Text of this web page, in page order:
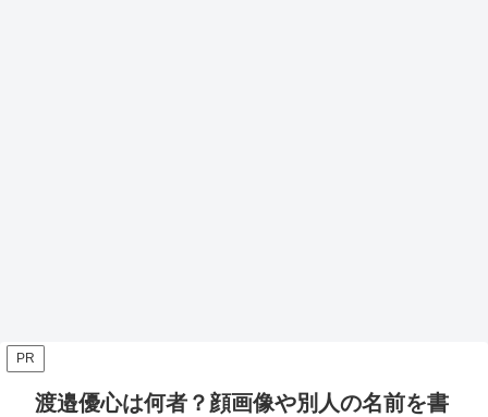
PR
渡邉優心は何者？顔画像や別人の名前を書